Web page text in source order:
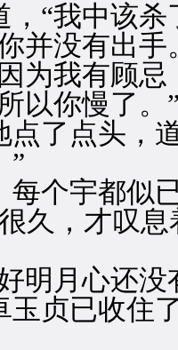
“我中该杀
没有出手
我有顾忌
你慢了。
点头，道
”
个宇都似
，才叹息
月心还没
已收住了